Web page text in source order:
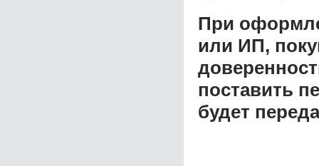
При
или ИП,
поставить
будет